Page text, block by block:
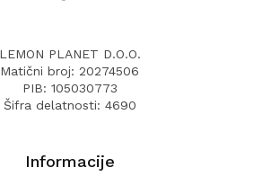
LEMON PLANET D.O.O.
Matični broj: 20274506
PIB: 105030773
Šifra delatnosti: 4690
Informacije